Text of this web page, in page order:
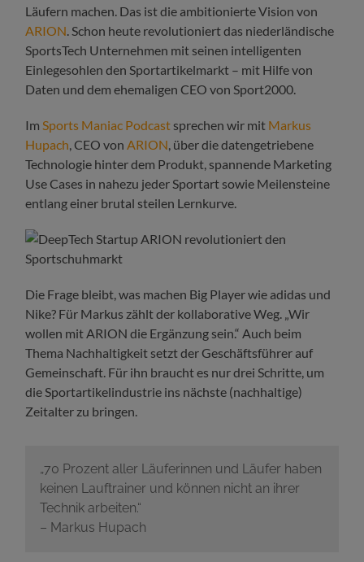
Läufern machen. Das ist die ambitionierte Vision von
ARION. Schon heute revolutioniert das niederländische
SportsTech Unternehmen mit seinen intelligenten
Einlegesohlen den Sportartikelmarkt – mit Hilfe von
Daten und dem ehemaligen CEO von Sport2000.
ImSports Maniac Podcast sprechen wir mit Markus
Hupach, CEO vonARION, über die datengetriebene
Technologie hinter dem Produkt, spannende Marketing
Use Cases in nahezu jeder Sportart sowie Meilensteine
entlang einer brutal steilen Lernkurve.
Die Frage bleibt, was machen Big Player wie adidas und
Nike? Für Markus zählt der kollaborative Weg. „Wir
wollen mit ARION die Ergänzung sein.“ Auch beim
Thema Nachhaltigkeit setzt der Geschäftsführer auf
Gemeinschaft. Für ihn braucht es nur drei Schritte, um
die Sportartikelindustrie ins nächste (nachhaltige)
Zeitalter zu bringen.
„70 Prozent aller Läuferinnen und Läufer haben
keinen Lauftrainer und können nicht an ihrer
Technik arbeiten.“
– Markus Hupach